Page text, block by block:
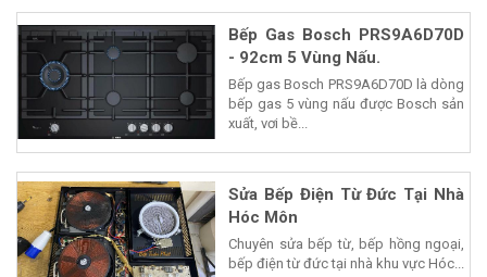
Bếp Gas Bosch PRS9A6D70D
- 92cm 5 Vùng Nấu.
Bếp gas Bosch PRS9A6D70D là dòng
bếp gas 5 vùng nấu được Bosch sản
xuất, vơi bề...
Sửa Bếp Điện Từ Đức Tại Nhà
Hóc Môn
Chuyên sửa bếp từ, bếp hồng ngoại,
bếp điện từ đức tại nhà khu vực Hóc...